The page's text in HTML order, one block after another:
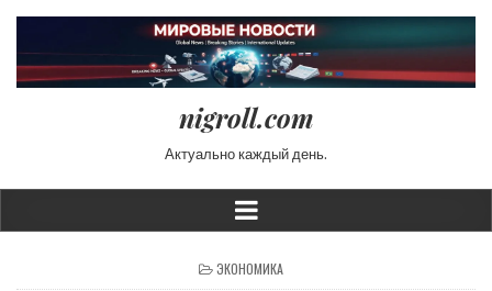
nigroll.com
Актуально каждый день.
POSTED IN
ЭКОНОМИКА